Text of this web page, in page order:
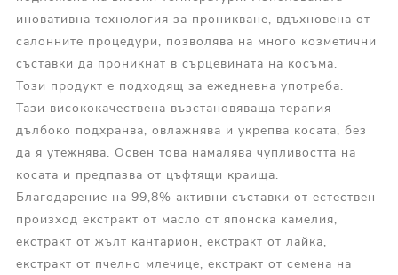
иновативна технология за проникване, вдъхновена от
салонните процедури, позволява на много козметични
съставки да проникнат в сърцевината на косъма.
Този продукт е подходящ за ежедневна употреба.
Тази висококачествена възстановяваща терапия
дълбоко подхранва, овлажнява и укрепва косата, без
да я утежнява. Освен това намалява чупливостта на
косата и предпазва от цъфтящи краища.
Благодарение на 99,8% активни съставки от естествен
произход екстракт от масло от японска камелия,
екстракт от жълт кантарион, екстракт от лайка,
екстракт от пчелно млечице, екстракт от семена на